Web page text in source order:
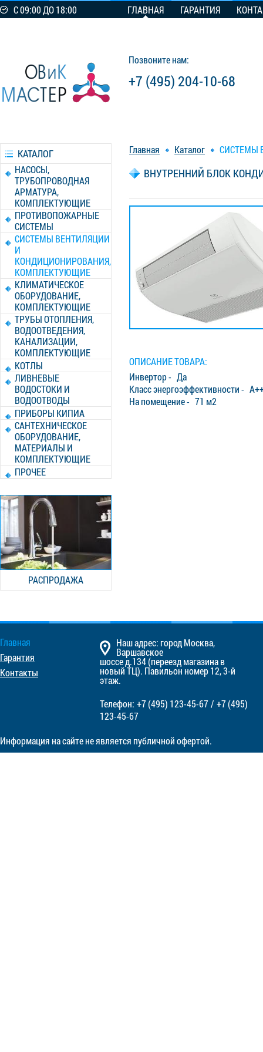
С 09:00 ДО 18:00 ГЛАВНАЯ ГАРАНТИЯ
Позвоните нам:
+7 (495) 204-10-68
КАТАЛОГ
НАСОСЫ,
ТРУБОПРОВОДНАЯ
АРМАТУРА,
КОМПЛЕКТУЮЩИЕ
ПРОТИВОПОЖАРНЫЕ
СИСТЕМЫ
СИСТЕМЫ ВЕНТИЛЯЦИИ
И
КОНДИЦИОНИРОВАНИЯ,
КОМПЛЕКТУЮЩИЕ
КЛИМАТИЧЕСКОЕ
ОБОРУДОВАНИЕ,
КОМПЛЕКТУЮЩИЕ
ТРУБЫ ОТОПЛЕНИЯ,
ВОДООТВЕДЕНИЯ,
КАНАЛИЗАЦИИ,
КОМПЛЕКТУЮЩИЕ
КОТЛЫ
ЛИВНЕВЫЕ
ВОДОСТОКИ И
ВОДООТВОДЫ
ПРИБОРЫ КИПИА
САНТЕХНИЧЕСКОЕ
ОБОРУДОВАНИЕ,
МАТЕРИАЛЫ И
КОМПЛЕКТУЮЩИЕ
ПРОЧЕЕ
РАСПРОДАЖА
Главная Каталог СИСТЕМЫ
ВНУТРЕННИЙ БЛОК
ОПИСАНИЕ ТОВАРА:
Инвертор - Да
Класс энергоэффективности -
На помещение - 71 м2
Главная
Гарантия
Контакты
Наш адрес: город Москва,
Варшавское
шоссе д.134 (переезд магазина в
новый ТЦ). Павильон номер 12, 3-й
этаж.
Телефон: +7 (495) 123-45-67/ +7 (495)
123-45-67
Информация на сайте не является публичной офертой.